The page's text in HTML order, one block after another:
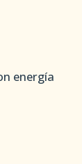
energía